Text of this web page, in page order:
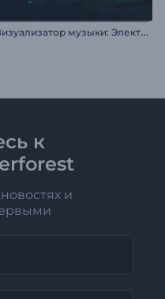
В
изуализатор музыки: Электро дабстеп
к
и